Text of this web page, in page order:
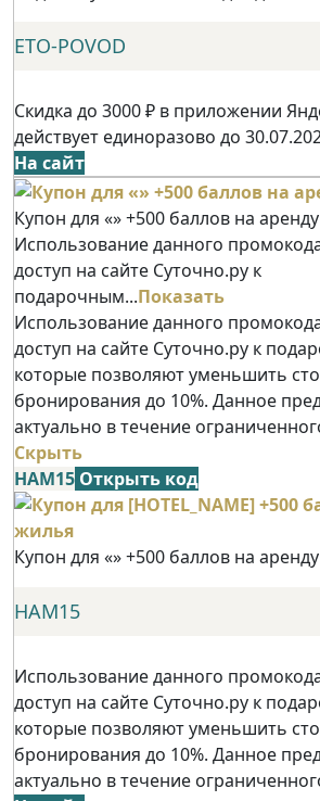
ETO-POVOD
Скидка до 3000 ₽ в приложении
действует единоразово до
На сайт
Купон для «» +500 баллов на
Использование данного
доступ на сайте Суточно.ру к
подарочным...Показать
Использование данного
доступ на сайте Суточно.ру к
которые позволяют уменьшить
бронирования до 10%. Данное
актуально в течение
Скрыть
НАМ15 Открыть код
Купон для «» +500 баллов на
НАМ15
Использование данного
доступ на сайте Суточно.ру к
которые позволяют уменьшить
бронирования до 10%. Данное
актуально в течение